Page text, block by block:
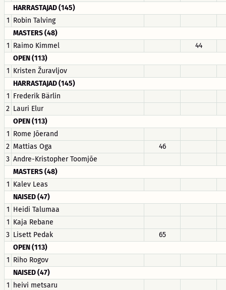
HARRASTAJAD (145)
1 Robin Talving
MASTERS (48)
1 Raimo Kimmel
44
OPEN (113)
1 Kristen Žuravljov
HARRASTAJAD (145)
1 Frederik Bärlin
2 Lauri Elur
OPEN (113)
1 Rome Jõerand
2 Mattias Oga
46
3 Andre-Kristopher Toomjõe
MASTERS (48)
1 Kalev Leas
NAISED (47)
1 Heidi Talumaa
1 Kaja Rebane
3 Lisett Pedak
65
OPEN (113)
1 Riho Rogov
NAISED (47)
1 heivi metsaru